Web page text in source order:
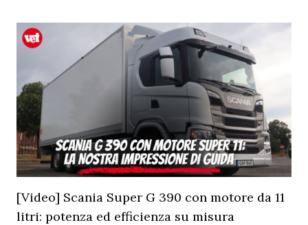
[Video] Scania Super G 390 con motore da 11
litri: potenza ed efficienza su misura